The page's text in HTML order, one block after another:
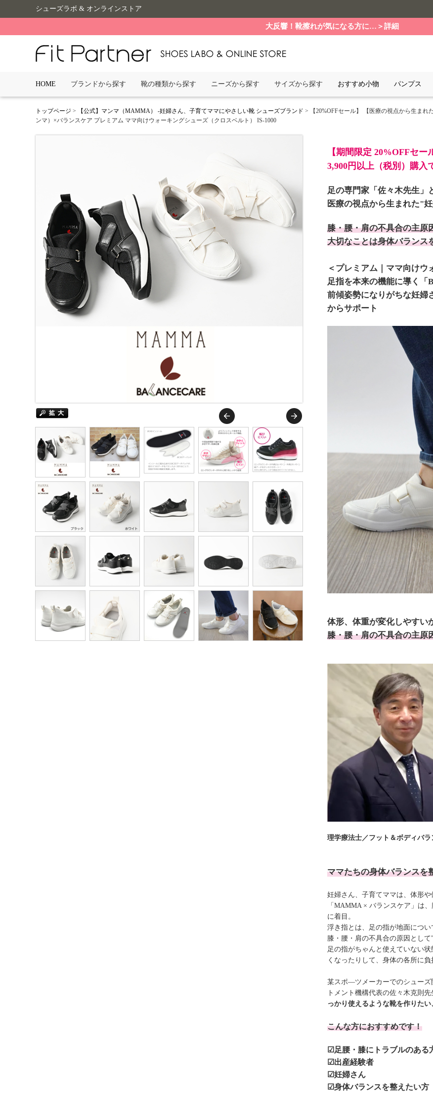
シューズラボ & オンラインストア
大反響！靴擦れが気になる方に…＞詳細
HOME ブランドから探す 靴の種類から探す ニーズから探す サイズから探す おすすめ小物 パンプス
トップページ > 【公式】マンマ（MAMMA） -妊婦さん、子育てママにやさしい靴 シューズブランド > 【20%OFFセール】 【医療の視点から生ま
ンマ）×バランスケア プレミアム ママ向けウォーキングシューズ（クロスベルト） IS-1000
【期間限定 20%OFFセー
3,900円以上（税別）購入
足の専門家「佐々木先生」
医療の視点から生まれた"
膝・腰・肩の不具合の主原
大切なことは身体バランス
＜プレミアム｜ママ向けウ
足指を本来の機能に導く「
前傾姿勢になりがちな妊婦
からサポート
体形、体重が変化しやすい
膝・腰・肩の不具合の主原
理学療法士／フット＆ボディバ
ママたちの身体バランスを
妊婦さん、子育てママは、体形や
「MAMMA × バランスケア」は
に着目。
浮き指とは、足の指が地面につい
膝・腰・肩の不具合の原因として
足の指がちゃんと使えていない
くなったりして、身体の各所に負
某スポ―ツメーカーでのシューズ
トメント機構代表の佐々木克則先
っかり使えるような靴を作りた
こんな方におすすめです！
☑足腰・膝にトラブルのある
☑出産経験者
☑妊婦さん
☑身体バランスを整えたい方